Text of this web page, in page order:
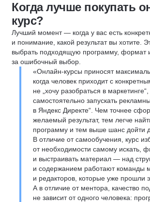
Когда лучше покупать
курс?
Лучший момент — когда у вас есть
и понимание, какой результат вы хотите.
выбрать подходящую программу, формат
за ошибочный выбор.
«Онлайн-курсы приносят
когда человек приходит с
не „хочу разобраться в
самостоятельно запускать
в Яндекс Директе“. Чем точнее
желаемый результат, тем легче
программу и тем выше шанс дойти
В отличие от самообучения, курс
от необходимости самому искать,
и выстраивать материал — над
и содержанием работают команды
и редакторов, которые уже прошли
А в отличие от ментора, качество
не зависит от одного человека: